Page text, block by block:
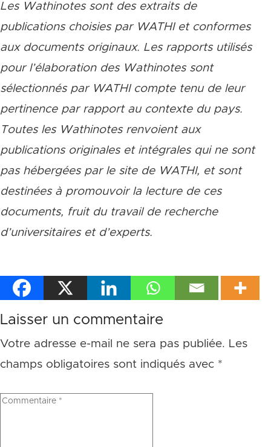
Les Wathinotes sont des extraits de
publications choisies par WATHI et conformes
aux documents originaux. Les rapports utilisés
pour l’élaboration des Wathinotes sont
sélectionnés par WATHI compte tenu de leur
pertinence par rapport au contexte du pays.
Toutes les Wathinotes renvoient aux
publications originales et intégrales qui ne sont
pas hébergées par le site de WATHI, et sont
destinées à promouvoir la lecture de ces
documents, fruit du travail de recherche
d’universitaires et d’experts.
Laisser un commentaire
Votre adresse e-mail ne sera pas publiée. Les
champs obligatoires sont indiqués avec *